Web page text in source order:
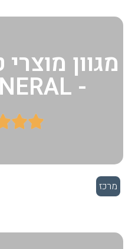
מגוון
- PRO MINERAL


מרכז